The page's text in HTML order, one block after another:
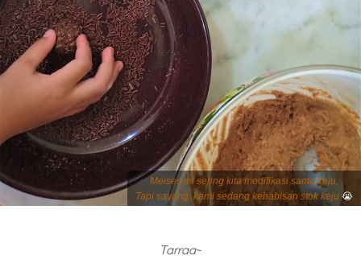
Meises ini sering kita modifikasi sama keju.
Tapi sayang, kami sedang kehabisan stok keju 😭
Tarraa~